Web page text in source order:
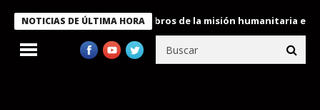
NOTICIAS DE ÚLTIMA HORA
Bukele condecora a miembros de la misión humanitaria enviada